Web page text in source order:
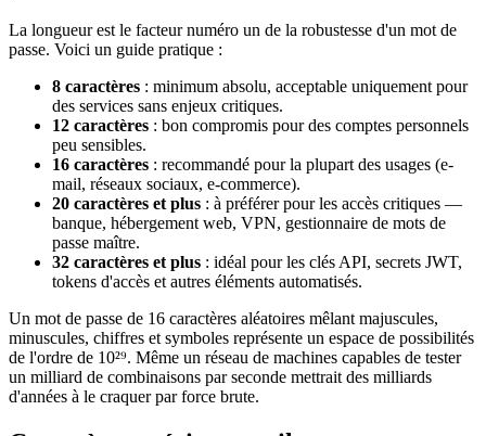
La longueur est le facteur numéro un de la robustesse d'un mot de
passe. Voici un guide pratique :
8 caractères : minimum absolu, acceptable uniquement pour
des services sans enjeux critiques.
12 caractères : bon compromis pour des comptes personnels
peu sensibles.
16 caractères : recommandé pour la plupart des usages (e-
mail, réseaux sociaux, e-commerce).
20 caractères et plus : à préférer pour les accès critiques —
banque, hébergement web, VPN, gestionnaire de mots de
passe maître.
32 caractères et plus : idéal pour les clés API, secrets JWT,
tokens d'accès et autres éléments automatisés.
Un mot de passe de 16 caractères aléatoires mêlant majuscules,
minuscules, chiffres et symboles représente un espace de possibilités
de l'ordre de 10²⁹. Même un réseau de machines capables de tester
un milliard de combinaisons par seconde mettrait des milliards
d'années à le craquer par force brute.